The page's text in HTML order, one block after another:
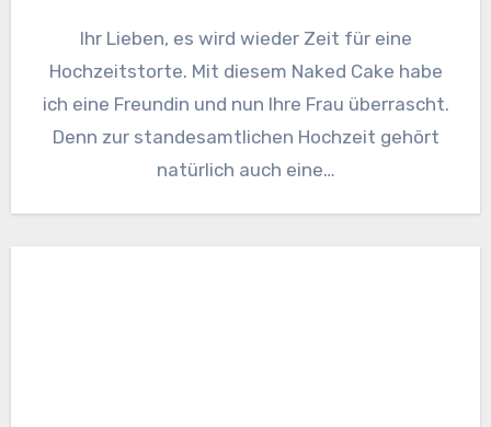
Ihr Lieben, es wird wieder Zeit für eine
Hochzeitstorte. Mit diesem Naked Cake habe
ich eine Freundin und nun Ihre Frau überrascht.
Denn zur standesamtlichen Hochzeit gehört
natürlich auch eine…